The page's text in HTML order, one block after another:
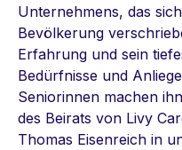
Unternehmens, das
Bevölkerung
Erfahrung und sein
Bedürfnisse und
Seniorinnen machen
des Beirats von Livy
Thomas Eisenreich in